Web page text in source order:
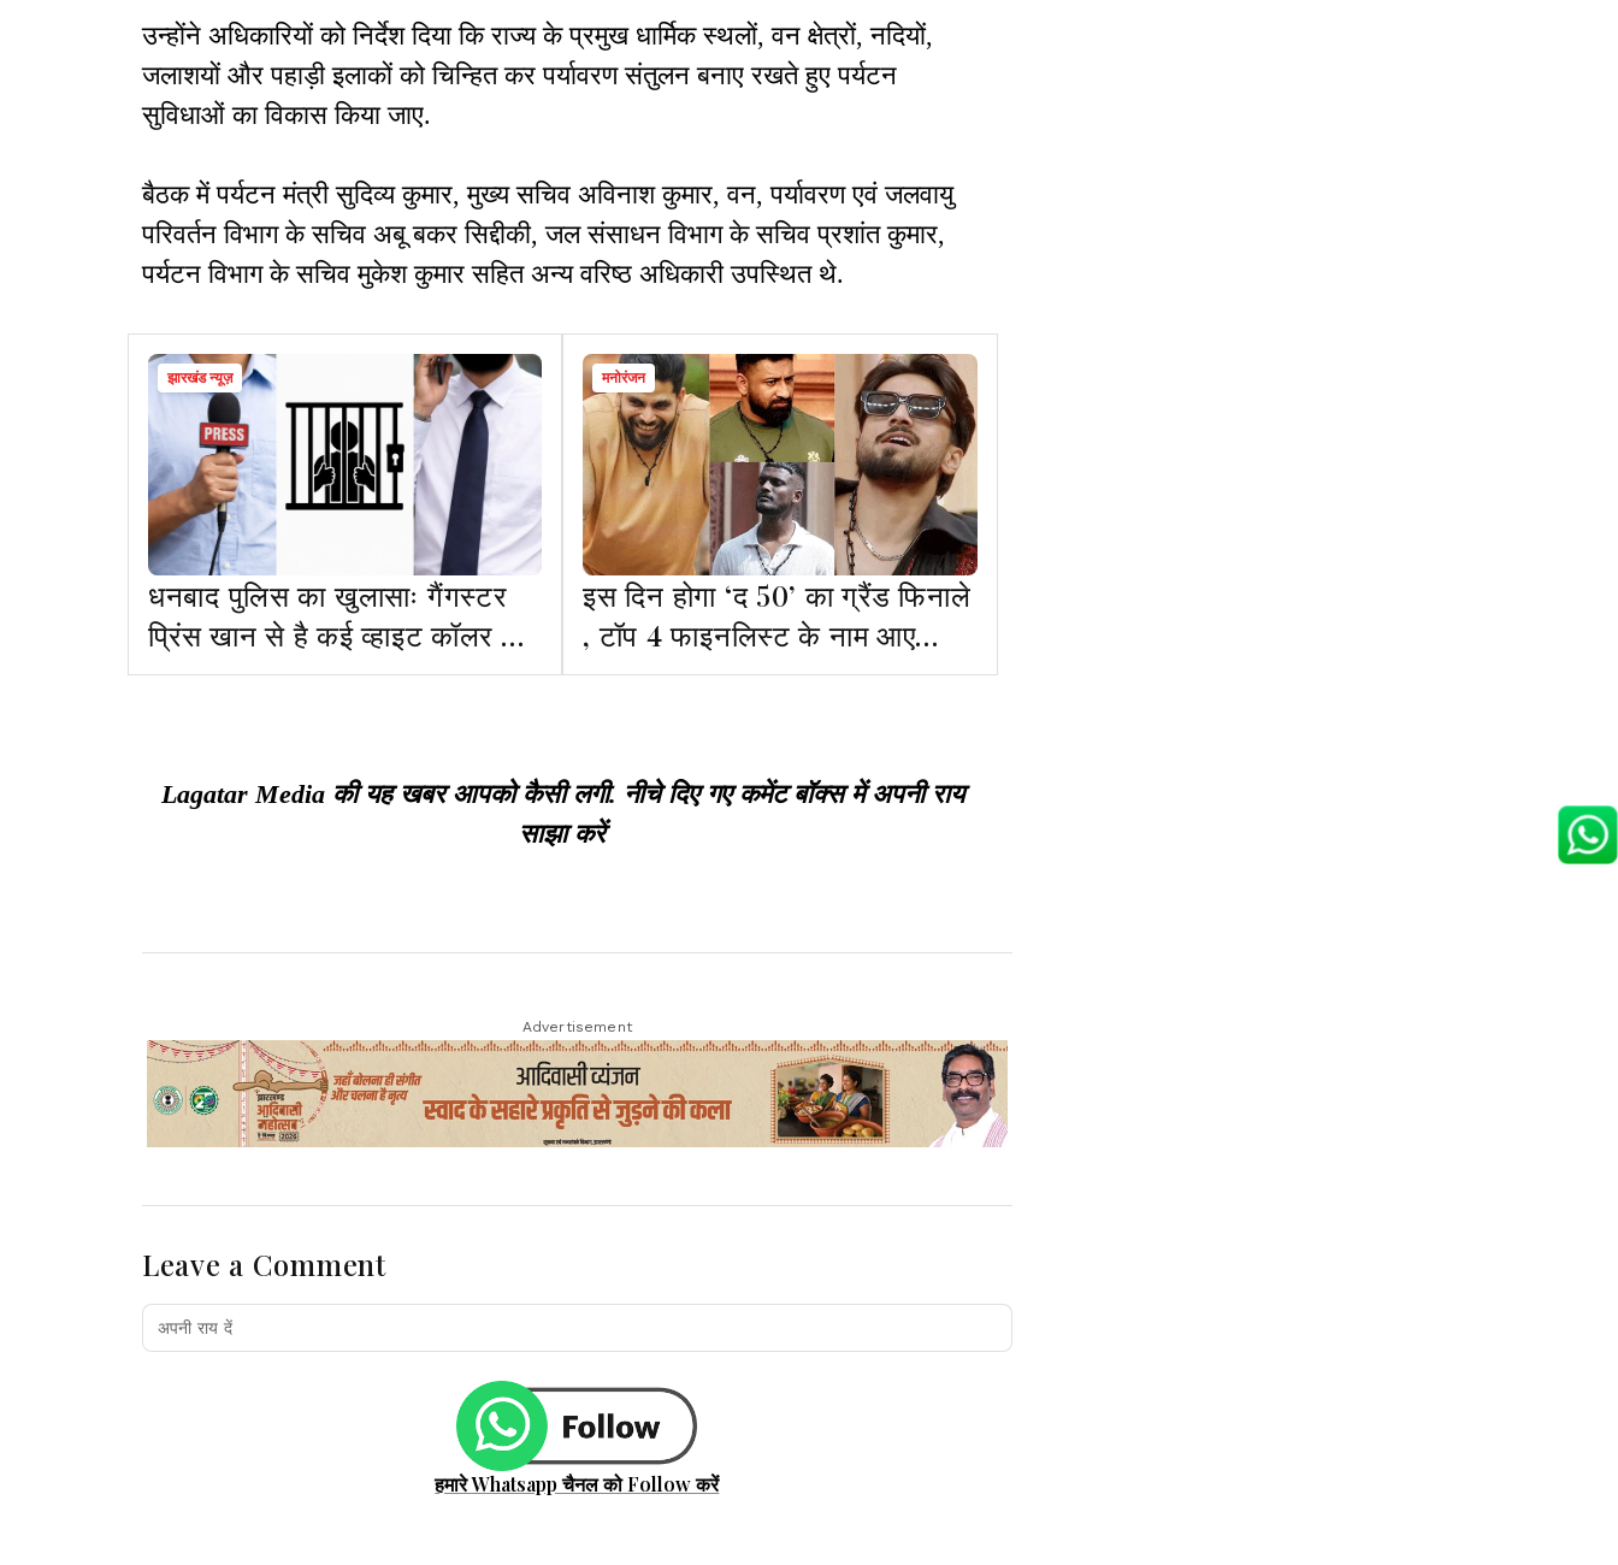
उन्होंने अधिकारियों को निर्देश दिया कि राज्य के प्रमुख धार्मिक स्थलों, वन क्षेत्रों, नदियों,
जलाशयों और पहाड़ी इलाकों को चिन्हित कर पर्यावरण संतुलन बनाए रखते हुए पर्यटन
सुविधाओं का विकास किया जाए.
बैठक में पर्यटन मंत्री सुदिव्य कुमार, मुख्य सचिव अविनाश कुमार, वन, पर्यावरण एवं जलवायु
परिवर्तन विभाग के सचिव अबू बकर सिद्दीकी, जल संसाधन विभाग के सचिव प्रशांत कुमार,
पर्यटन विभाग के सचिव मुकेश कुमार सहित अन्य वरिष्ठ अधिकारी उपस्थित थे.
झारखंड न्यूज़
धनबाद पुलिस का खुलासाः गैंगस्टर
प्रिंस खान से है कई व्हाइट कॉलर का
कनेक्शन
मनोरंजन
इस दिन होगा ‘द 50’ का ग्रैंड फिनाले
, टॉप 4 फाइनलिस्ट के नाम आए
सामने
Lagatar Media की यह खबर आपको कैसी लगी. नीचे दिए गए कमेंट बॉक्स में अपनी राय
साझा करें
Advertisement
Leave a Comment
हमारे Whatsapp चैनल को Follow करें